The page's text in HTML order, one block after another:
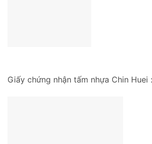
Giấy chứng nhận tấm nhựa Chin Huei :